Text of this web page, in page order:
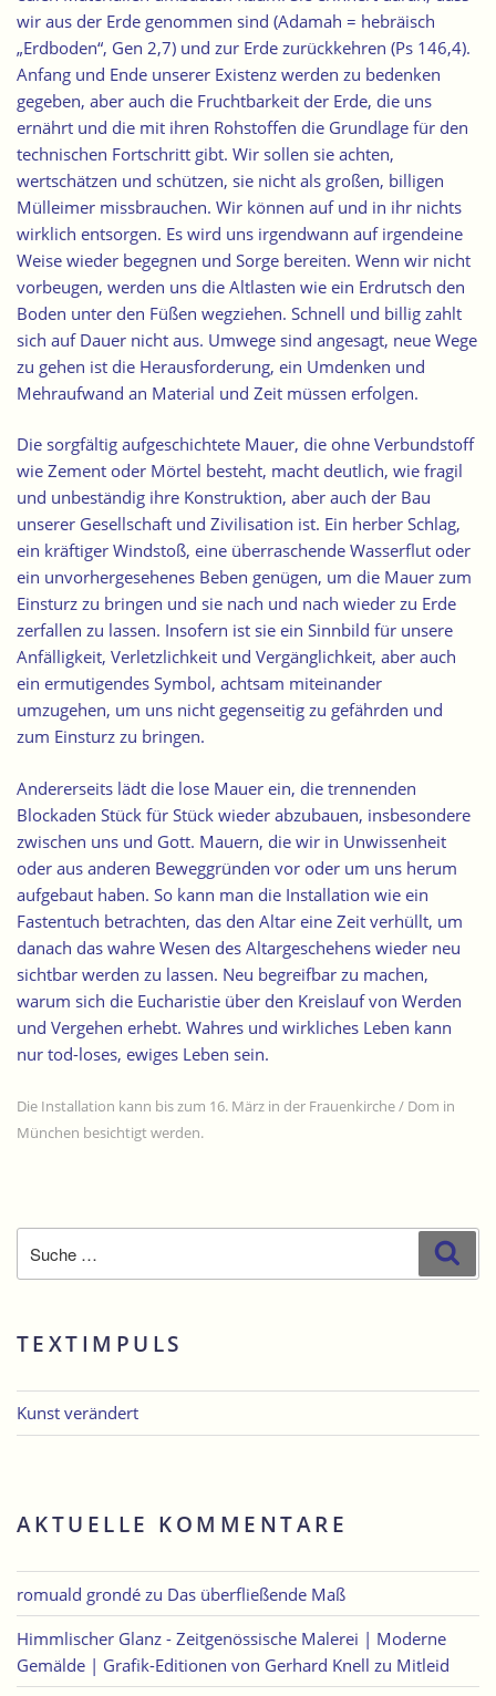
wir aus der Erde genommen sind (Adamah = hebräisch
„Erdboden“, Gen 2,7) und zur Erde zurückkehren (Ps 146,4).
Anfang und Ende unserer Existenz werden zu bedenken
gegeben, aber auch die Fruchtbarkeit der Erde, die uns
ernährt und die mit ihren Rohstoffen die Grundlage für den
technischen Fortschritt gibt. Wir sollen sie achten,
wertschätzen und schützen, sie nicht als großen, billigen
Mülleimer missbrauchen. Wir können auf und in ihr nichts
wirklich entsorgen. Es wird uns irgendwann auf irgendeine
Weise wieder begegnen und Sorge bereiten. Wenn wir nicht
vorbeugen, werden uns die Altlasten wie ein Erdrutsch den
Boden unter den Füßen wegziehen. Schnell und billig zahlt
sich auf Dauer nicht aus. Umwege sind angesagt, neue Wege
zu gehen ist die Herausforderung, ein Umdenken und
Mehraufwand an Material und Zeit müssen erfolgen.
Die sorgfältig aufgeschichtete Mauer, die ohne Verbundstoff
wie Zement oder Mörtel besteht, macht deutlich, wie fragil
und unbeständig ihre Konstruktion, aber auch der Bau
unserer Gesellschaft und Zivilisation ist. Ein herber Schlag,
ein kräftiger Windstoß, eine überraschende Wasserflut oder
ein unvorhergesehenes Beben genügen, um die Mauer zum
Einsturz zu bringen und sie nach und nach wieder zu Erde
zerfallen zu lassen. Insofern ist sie ein Sinnbild für unsere
Anfälligkeit, Verletzlichkeit und Vergänglichkeit, aber auch
ein ermutigendes Symbol, achtsam miteinander
umzugehen, um uns nicht gegenseitig zu gefährden und
zum Einsturz zu bringen.
Andererseits lädt die lose Mauer ein, die trennenden
Blockaden Stück für Stück wieder abzubauen, insbesondere
zwischen uns und Gott. Mauern, die wir in Unwissenheit
oder aus anderen Beweggründen vor oder um uns herum
aufgebaut haben. So kann man die Installation wie ein
Fastentuch betrachten, das den Altar eine Zeit verhüllt, um
danach das wahre Wesen des Altargeschehens wieder neu
sichtbar werden zu lassen. Neu begreifbar zu machen,
warum sich die Eucharistie über den Kreislauf von Werden
und Vergehen erhebt. Wahres und wirkliches Leben kann
nur tod-loses, ewiges Leben sein.
Die Installation kann bis zum 16. März in der Frauenkirche / Dom in
München besichtigt werden.
nach:
TEXTIMPULS
Kunst verändert
AKTUELLE KOMMENTARE
romuald grondé zu Das überfließende Maß
Himmlischer Glanz - Zeitgenössische Malerei | Moderne
Gemälde | Grafik-Editionen von Gerhard Knell zu Mitleid